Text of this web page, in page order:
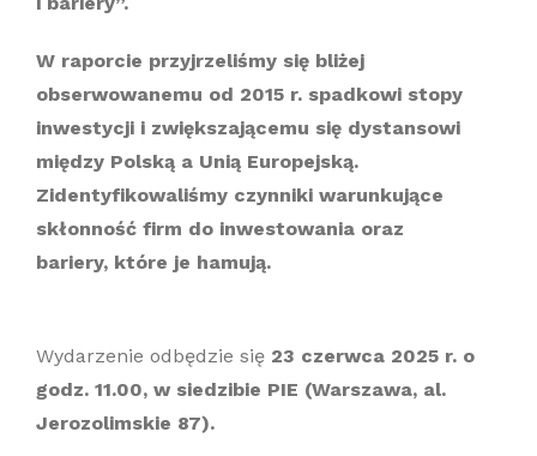
W raporcie przyjrzeliśmy się bliżej
obserwowanemu od 2015 r. spadkowi stopy
inwestycji i zwiększającemu się dystansowi
między Polską a Unią Europejską.
Zidentyfikowaliśmy czynniki warunkujące
skłonność firm do inwestowania oraz
bariery, które je hamują.
Wydarzenie odbędzie się 23 czerwca 2025 r. o
godz. 11.00, w siedzibie PIE (Warszawa, al.
Jerozolimskie 87).